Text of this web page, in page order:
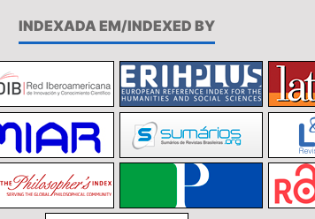
INDEXADA EM/INDEXED BY